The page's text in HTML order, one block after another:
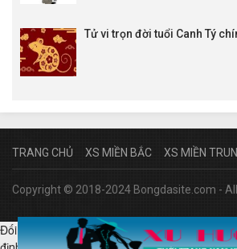
Tử vi trọn đời tuổi Canh Tý
TRANG CHỦ XS MIỀN BẮC XS MIỀN
Copyright © 2018-2024 Bongdasite.com -
Đối tác:lịch bóng đá hôm nay|kqbd anh|tỷ